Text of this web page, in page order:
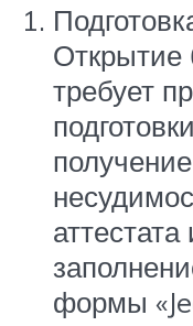
Открытие
требует
формы